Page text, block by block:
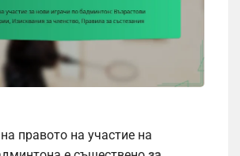
правото на участие на